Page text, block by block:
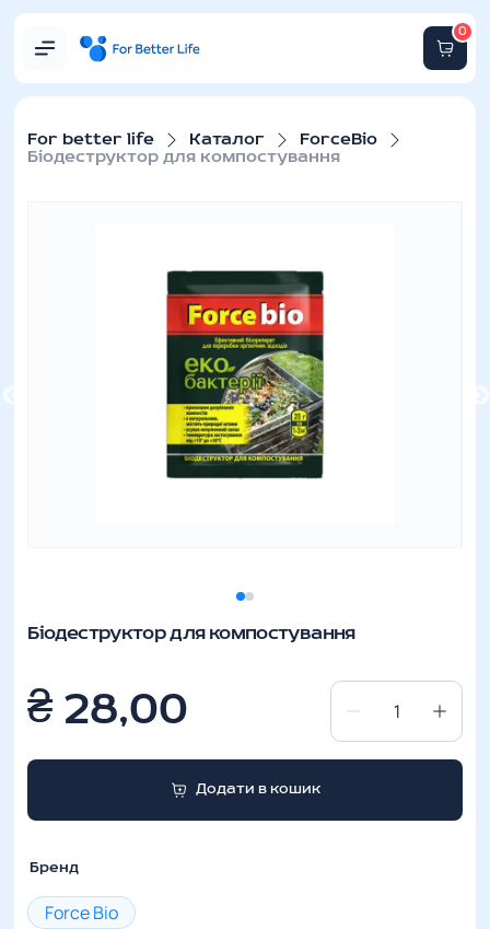
0
For better life Каталог
ForceBio
Біодеструктор для компостування
Біодеструктор для компостування
Бренд
Force Bio
28,00
₴
Біодеструктор
для
компостування
Додати в кошик